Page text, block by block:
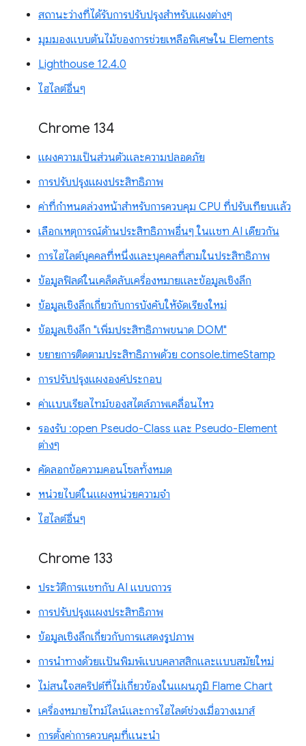
สถานะว่างที่ได้รับการปรับปรุงสำหรับแผงต่างๆ
มุมมองแบบต้นไม้ของการช่วยเหลือพิเศษใน Elements
Lighthouse 12.4.0
ไฮไลต์อื่นๆ
Chrome 134
แผงความเป็นส่วนตัวและความปลอดภัย
การปรับปรุงแผงประสิทธิภาพ
ค่าที่กำหนดล่วงหน้าสำหรับการควบคุม CPU ที่ปรับเทียบแล้ว
เลือกเหตุการณ์ด้านประสิทธิภาพอื่นๆ ในแชท AI เดียวกัน
การไฮไลต์บุคคลที่หนึ่งและบุคคลที่สามในประสิทธิภาพ
ข้อมูลฟิลด์ในเคล็ดลับเครื่องหมายและข้อมูลเชิงลึก
ข้อมูลเชิงลึกเกี่ยวกับการบังคับให้จัดเรียงใหม่
ข้อมูลเชิงลึก "เพิ่มประสิทธิภาพขนาด DOM"
ขยายการติดตามประสิทธิภาพด้วย console.timeStamp
การปรับปรุงแผงองค์ประกอบ
ค่าแบบเรียลไทม์ของสไตล์ภาพเคลื่อนไหว
รองรับ :open Pseudo-Class และ Pseudo-Element
ต่างๆ
คัดลอกข้อความคอนโซลทั้งหมด
หน่วยไบต์ในแผงหน่วยความจำ
ไฮไลต์อื่นๆ
Chrome 133
ประวัติการแชทกับ AI แบบถาวร
การปรับปรุงแผงประสิทธิภาพ
ข้อมูลเชิงลึกเกี่ยวกับการแสดงรูปภาพ
การนำทางด้วยแป้นพิมพ์แบบคลาสสิกและแบบสมัยใหม่
ไม่สนใจสคริปต์ที่ไม่เกี่ยวข้องในแผนภูมิ Flame Chart
เครื่องหมายไทม์ไลน์และการไฮไลต์ช่วงเมื่อวางเมาส์
การตั้งค่าการควบคุมที่แนะนำ